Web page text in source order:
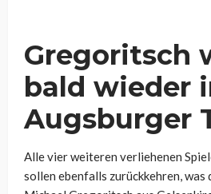
Gregoritsch
bald wieder
Augsburger
Alle vier weiteren verliehenen
sollen ebenfalls zurückkehren, was